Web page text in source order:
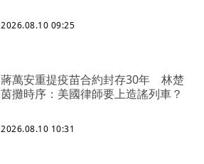
2026.08.10 09:25
蔣萬安重提疫苗合約封存30年 林楚
茵攤時序：美國律師要上造謠列車？
2026.08.10 10:31